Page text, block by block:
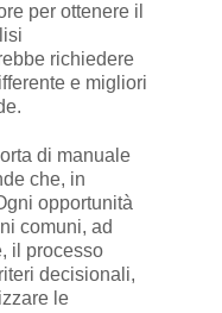
per ottenere il
richiedere
e migliori
di manuale
che, in
opportunità
comuni, ad
il processo
decisionali,
le